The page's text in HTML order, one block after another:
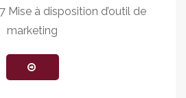
Mise à disposition d’outil de
marketing